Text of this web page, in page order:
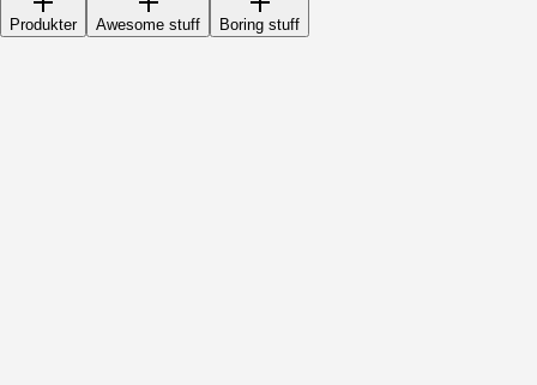
Produkter Awesome stuff Boring stuff